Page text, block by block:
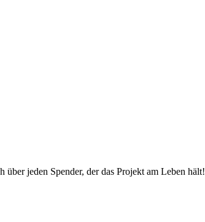
jeden Spender, der das Projekt am Leben hält!